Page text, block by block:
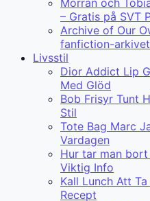
Morran och
– Gratis på SVT
Archive of Our
fanfiction-arkivet
Livsstil
Dior Addict Lip
Med Glöd
Bob Frisyr Tunt
Stil
Tote Bag Marc
Vardagen
Hur tar man
Viktig Info
Kall Lunch Att
Recept